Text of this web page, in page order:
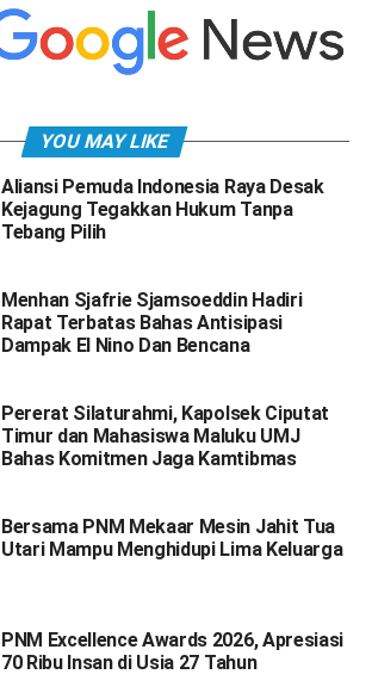
YOU MAY LIKE
Aliansi Pemuda Indonesia Raya Desak
Kejagung Tegakkan Hukum Tanpa
Tebang Pilih
Menhan Sjafrie Sjamsoeddin Hadiri
Rapat Terbatas Bahas Antisipasi
Dampak El Nino Dan Bencana
Pererat Silaturahmi, Kapolsek Ciputat
Timur dan Mahasiswa Maluku UMJ
Bahas Komitmen Jaga Kamtibmas
Bersama PNM Mekaar Mesin Jahit Tua
Utari Mampu Menghidupi Lima Keluarga
PNM Excellence Awards 2026, Apresiasi
70 Ribu Insan di Usia 27 Tahun